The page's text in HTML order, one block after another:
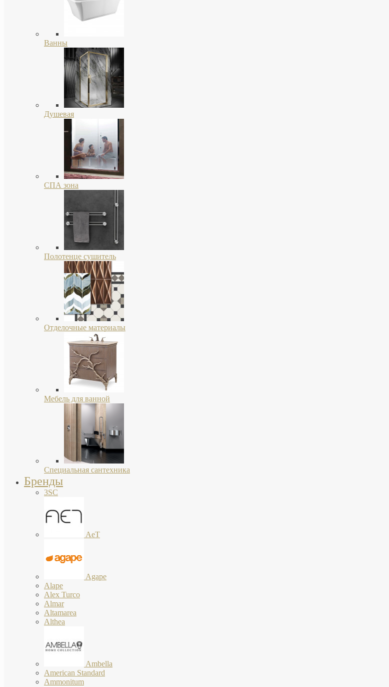
Ванны
Душевая
СПА зона
Полотенце сушитель
Отделочные материалы
Мебель для ванной
Специальная сантехника
Бренды
3SC
AeT
Agape
Alape
Alex Turco
Almar
Altamarea
Althea
Ambella
American Standard
Ammonitum